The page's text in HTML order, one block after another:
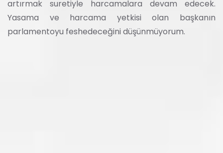
artırmak suretiyle harcamalara devam edecek.
Yasama ve harcama yetkisi olan başkanın
parlamentoyu feshedeceğini düşünmüyorum.